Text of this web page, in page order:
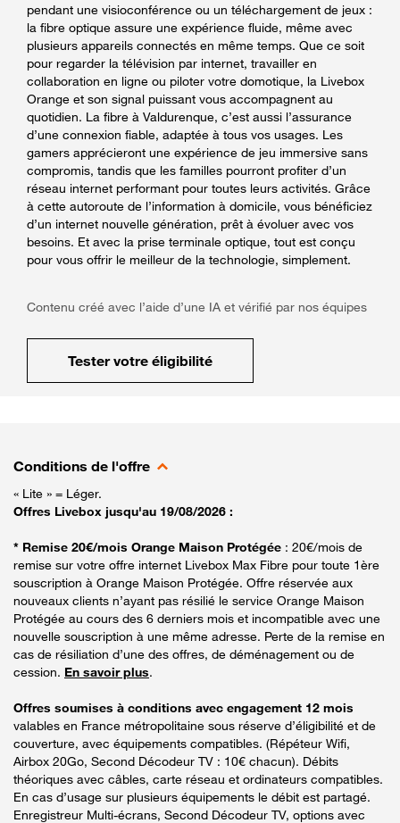
pendant une visioconférence ou un téléchargement de jeux :
la fibre optique assure une expérience fluide, même avec
plusieurs appareils connectés en même temps. Que ce soit
pour regarder la télévision par internet, travailler en
collaboration en ligne ou piloter votre domotique, la Livebox
Orange et son signal puissant vous accompagnent au
quotidien. La fibre à Valdurenque, c’est aussi l’assurance
d’une connexion fiable, adaptée à tous vos usages. Les
gamers apprécieront une expérience de jeu immersive sans
compromis, tandis que les familles pourront profiter d’un
réseau internet performant pour toutes leurs activités. Grâce
à cette autoroute de l’information à domicile, vous bénéficiez
d’un internet nouvelle génération, prêt à évoluer avec vos
besoins. Et avec la prise terminale optique, tout est conçu
pour vous offrir le meilleur de la technologie, simplement.
Contenu créé avec l’aide d’une IA et vérifié par nos équipes
Tester votre éligibilité
Conditions de l'offre
« Lite » = Léger.
Offres Livebox jusqu'au 19/08/2026 :
* Remise 20€/mois Orange Maison Protégée : 20€/mois de
remise sur votre offre internet Livebox Max Fibre pour toute 1ère
souscription à Orange Maison Protégée. Offre réservée aux
nouveaux clients n’ayant pas résilié le service Orange Maison
Protégée au cours des 6 derniers mois et incompatible avec une
nouvelle souscription à une même adresse. Perte de la remise en
cas de résiliation d’une des offres, de déménagement ou de
cession. En savoir plus.
Offres soumises à conditions avec engagement 12 mois
valables en France métropolitaine sous réserve d’éligibilité et de
couverture, avec équipements compatibles. (Répéteur Wifi,
Airbox 20Go, Second Décodeur TV : 10€ chacun). Débits
théoriques avec câbles, carte réseau et ordinateurs compatibles.
En cas d’usage sur plusieurs équipements le débit est partagé.
Enregistreur Multi-écrans, Second Décodeur TV, options avec